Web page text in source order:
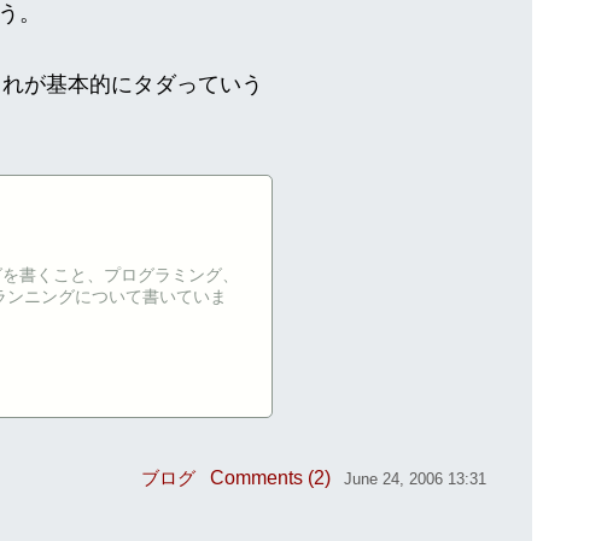
。
が基本的にタダっていう
書くこと、プログラミング、
ニングについて書いていま
ブログ Comments (2) June 24, 2006 13:31